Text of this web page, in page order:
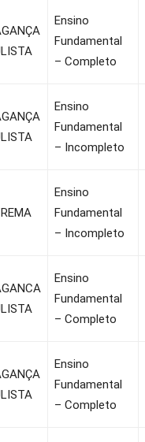
Ensino
Fundamental
– Completo
Ensino
Fundamental
– Incompleto
Ensino
Fundamental
– Incompleto
Ensino
Fundamental
– Completo
Ensino
Fundamental
– Completo